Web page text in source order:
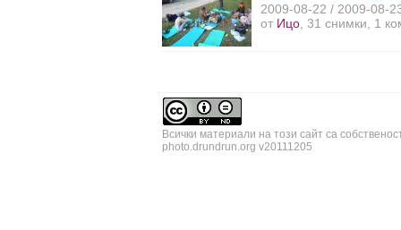
2009-08-22 / 2009-08-
от Ицо , 31 снимки, 1
Всички материали на този сайт са
photo.drundrun.org v20111205